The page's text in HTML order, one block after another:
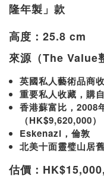
隆年製」款
高度：25.8 cm
來源（The Value
英國私人藝術品商
重要私人收藏，購
香港蘇富比，2008
（HK$9,620,000）
Eskenazi，倫敦
北美十面靈璧山居
估價：